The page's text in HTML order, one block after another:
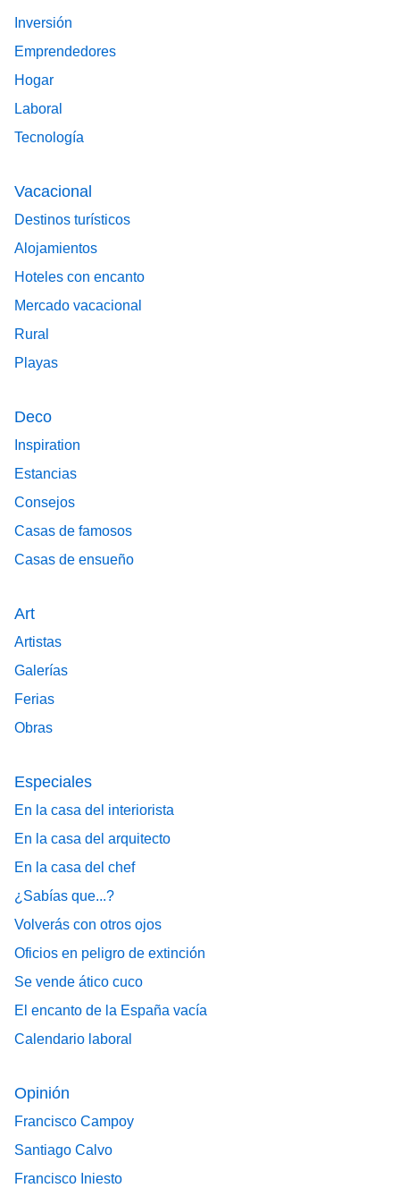
Inversión
Emprendedores
Hogar
Laboral
Tecnología
Vacacional
Destinos turísticos
Alojamientos
Hoteles con encanto
Mercado vacacional
Rural
Playas
Deco
Inspiration
Estancias
Consejos
Casas de famosos
Casas de ensueño
Art
Artistas
Galerías
Ferias
Obras
Especiales
En la casa del interiorista
En la casa del arquitecto
En la casa del chef
¿Sabías que...?
Volverás con otros ojos
Oficios en peligro de extinción
Se vende ático cuco
El encanto de la España vacía
Calendario laboral
Opinión
Francisco Campoy
Santiago Calvo
Francisco Iniesto